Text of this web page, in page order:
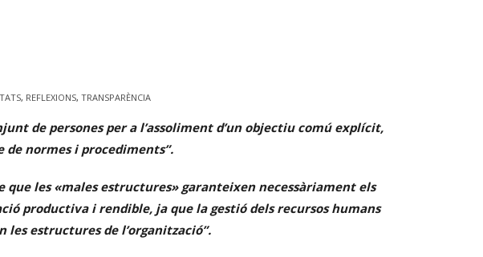
, REFLEXIONS, TRANSPARÈNCIA
de persones per a l’assoliment d’un objectiu comú explícit,
normes i procediments”.
que les «males estructures» garanteixen necessàriament els
productiva i rendible, ja que la gestió dels recursos humans
les estructures de l’organització”.